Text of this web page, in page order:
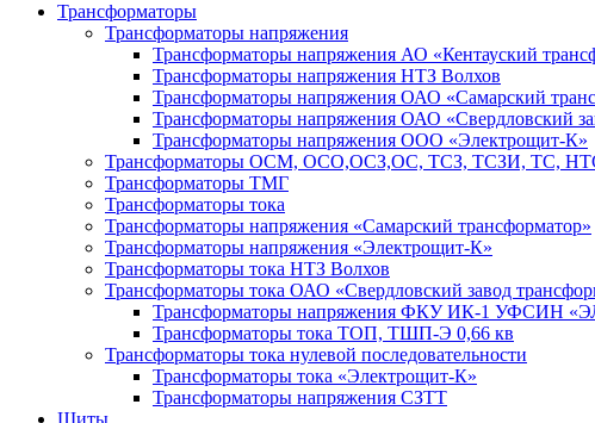
Трансформаторы
Трансформаторы напряжения
Трансформаторы напряжения АО «Кентауский
Трансформаторы напряжения НТЗ Волхов
Трансформаторы напряжения ОАО «Самарский
Трансформаторы напряжения ОАО «Свердловский
Трансформаторы напряжения ООО «Электрощит-К»
Трансформаторы ОСМ, ОСО,ОСЗ,ОС, ТСЗ, ТСЗИ, ТС,
Трансформаторы ТМГ
Трансформаторы тока
Трансформаторы напряжения «Самарский трансформатор»
Трансформаторы напряжения «Электрощит-К»
Трансформаторы тока НТЗ Волхов
Трансформаторы тока ОАО «Свердловский завод
Трансформаторы напряжения ФКУ ИК-1 УФСИН
Трансформаторы тока ТОП, ТШП-Э 0,66 кв
Трансформаторы тока нулевой последовательности
Трансформаторы тока «Электрощит-К»
Трансформаторы напряжения СЗТТ
Щиты